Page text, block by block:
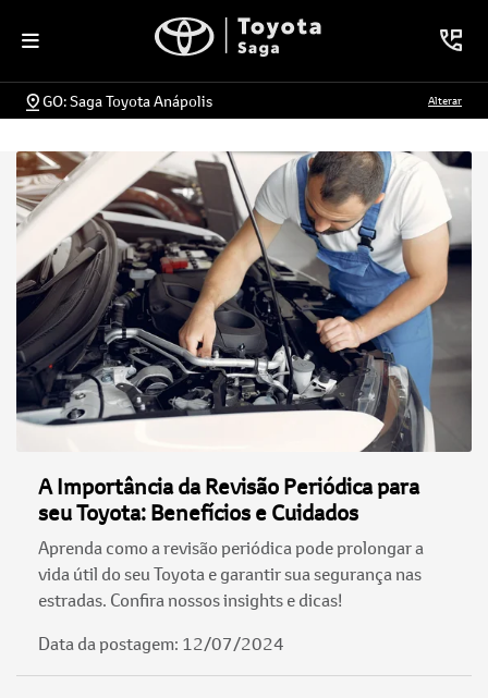
GO: Saga Toyota Anápolis Alterar
A Importância da Revisão Periódica para
seu Toyota: Benefícios e Cuidados
Aprenda como a revisão periódica pode prolongar a
vida útil do seu Toyota e garantir sua segurança nas
estradas. Confira nossos insights e dicas!
Data da postagem: 12/07/2024